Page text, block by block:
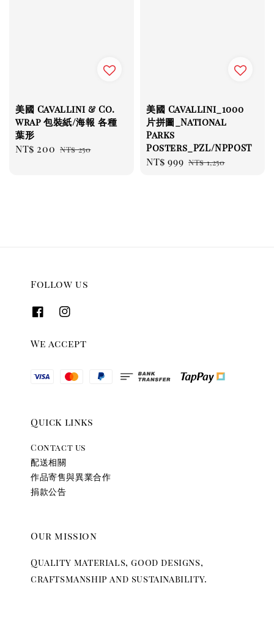
美國 Cavallini & Co.
wrap 包裝紙/海報 各種
葉形
Sale
NT$ 200 Regular
NT$ 250
美國 Cavallini_1000
片拼圖_National
Parks
Posters_PZL/NPPOST
Sale
NT$ 999 Regular
NT$ 1,250
Follow us
We accept
Quick links
Contact us
配送相關
作品寄售與異業合作
捐款公告
Our mission
Quality materials, good designs,
craftsmanship and sustainability.